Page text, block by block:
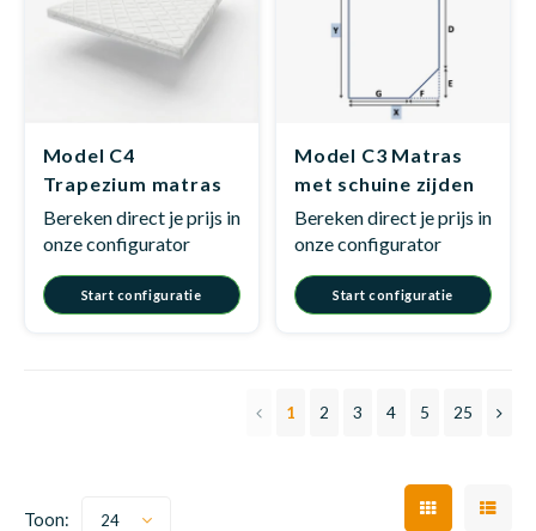
Model C4
Trapezium matras
Bereken direct je prijs in
onze configurator
Start configuratie
Model C3 Matras
met schuine zijden
Bereken direct je prijs in
onze configurator
Start configuratie
1 2 3 4 5 25
Toon: 24